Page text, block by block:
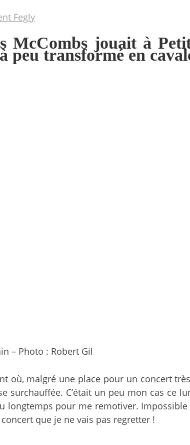
Fegly
McCombs jouait à
peu transformé en
– Photo : Robert Gil
où, malgré une place pour un concert
surchauffée. C’était un peu mon cas
longtemps pour me remotiver.
que je ne vais pas regretter !